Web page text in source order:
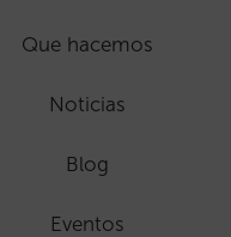
Que hacemos
Noticias
Blog
Eventos